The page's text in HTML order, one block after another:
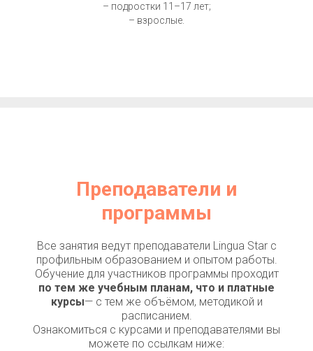
– подростки 11–17 лет;
– взрослые.
Преподаватели и
программы
Все занятия ведут преподаватели Lingua Star с
профильным образованием и опытом работы.
Обучение для участников программы проходит
по тем же учебным планам, что и платные
курсы— с тем же объёмом, методикой и
расписанием.
Ознакомиться с курсами и преподавателями вы
можете по ссылкам ниже: